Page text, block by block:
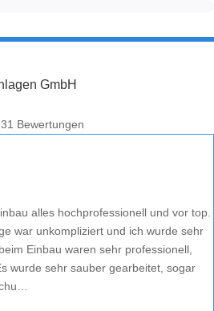
GmbH
Bewertungen
alles hochprofessionell und vor top.
war unkompliziert und ich wurde sehr
Einbau waren sehr professionell,
wurde sehr sauber gearbeitet, sogar